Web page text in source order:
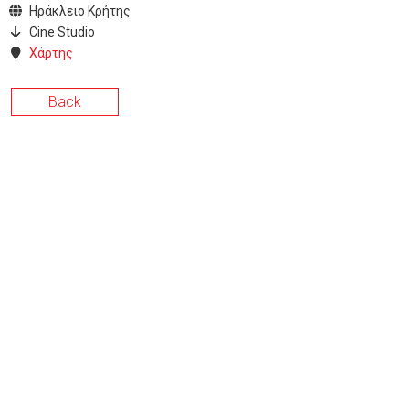
Ηράκλειο Κρήτης
Cine Studio
Χάρτης
Back